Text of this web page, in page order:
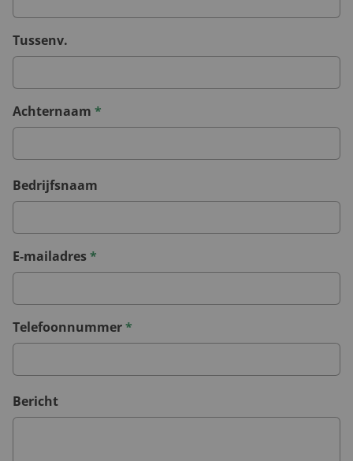
Tussenv.
Achternaam *
Bedrijfsnaam
E-mailadres*
Telefoonnummer*
Bericht